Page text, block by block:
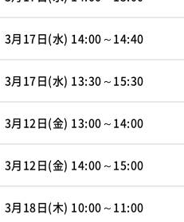
3月17日(水) 14:00～14:40
3月17日(水) 13:30～15:30
3月12日(金) 13:00～14:00
3月12日(金) 14:00～15:00
3月18日(木) 10:00～11:00